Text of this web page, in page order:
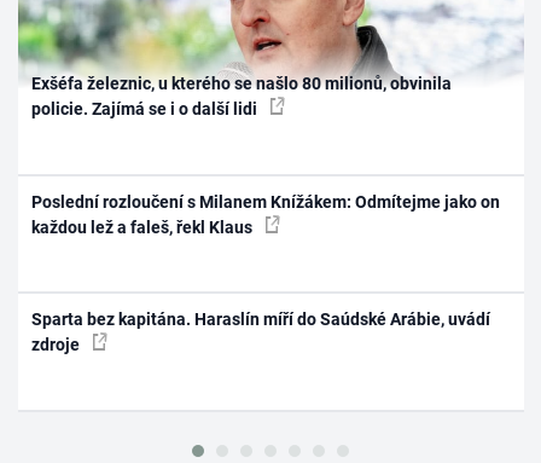
Exšéfa železnic, u kterého se našlo 80 milionů, obvinila
policie. Zajímá se i o další lidi
Poslední rozloučení s Milanem Knížákem: Odmítejme jako on
každou lež a faleš, řekl Klaus
Sparta bez kapitána. Haraslín míří do Saúdské Arábie, uvádí
zdroje